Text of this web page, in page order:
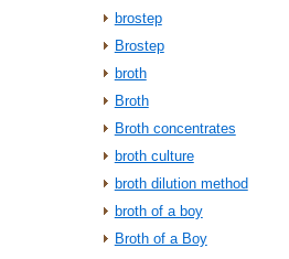
brostep
Brostep
broth
Broth
Broth concentrates
broth culture
broth dilution method
broth of a boy
Broth of a Boy